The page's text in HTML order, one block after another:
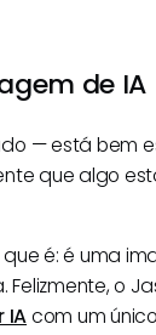
de IA
— está bem
que algo
é: é uma
o
IAcom um